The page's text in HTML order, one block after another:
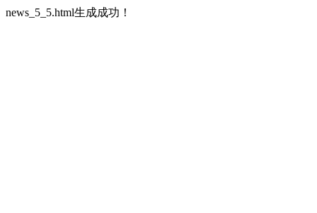
news_5_5.html生成成功！